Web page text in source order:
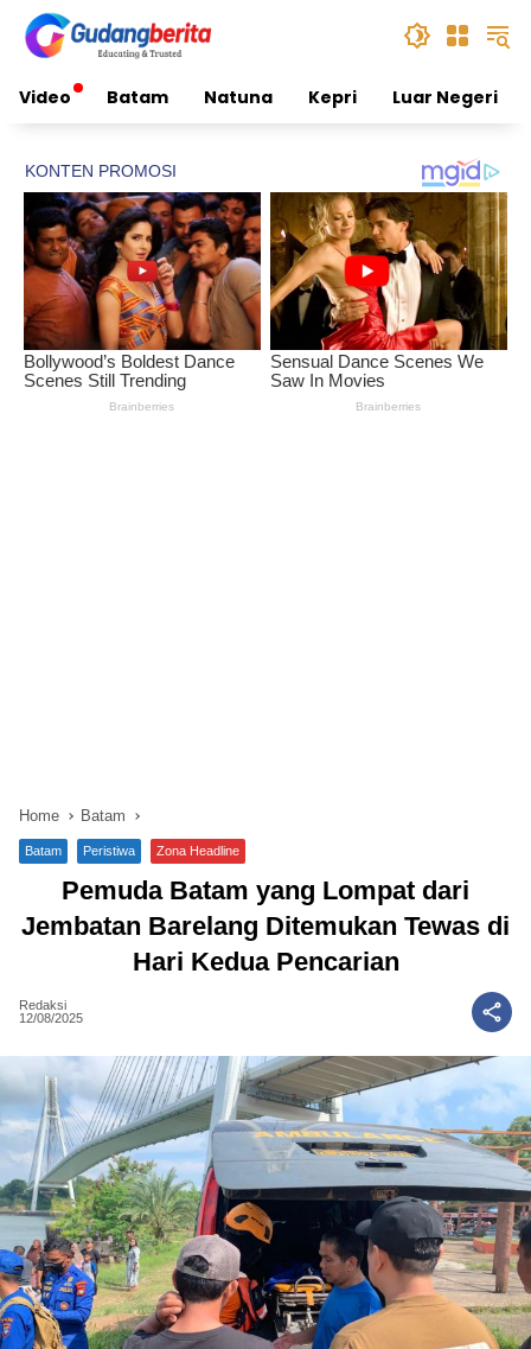
content
Video Batam Natuna Kepri Luar Negeri
Home Batam
Batam Peristiwa Zona Headline
Pemuda Batam yang Lompat dari
Jembatan Barelang Ditemukan Tewas di
Hari Kedua Pencarian
Redaksi
12/08/2025